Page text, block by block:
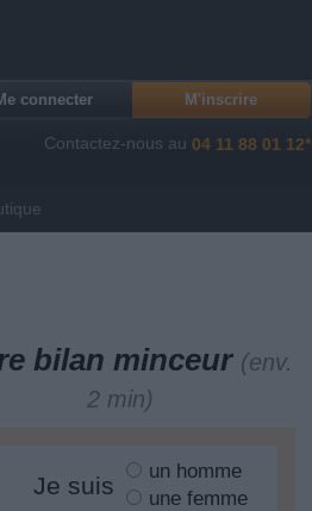
connecter M'inscrire
Contactez-nous au 04 11 88 01 12*
bilan minceur (env.
2 min)
Je suis
un homme
une femme